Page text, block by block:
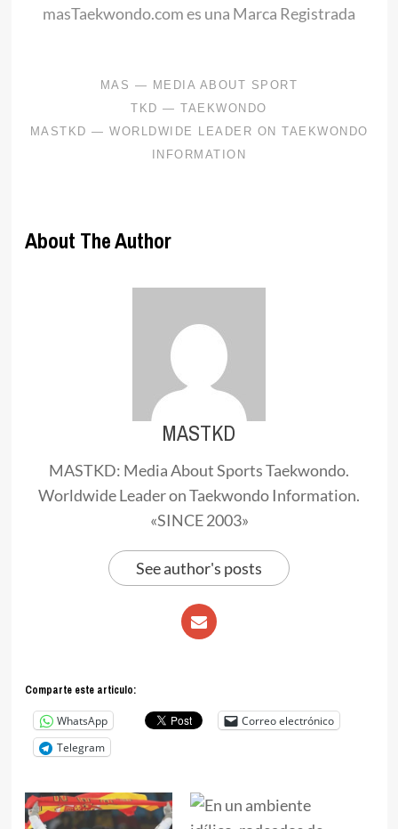
masTaekwondo.com es una Marca Registrada
About The Author
MASTKD
MASTKD: Media About Sports Taekwondo.
Worldwide Leader on Taekwondo Information.
«SINCE 2003»
See author's posts
Comparte este articulo:
WhatsApp
Correo electrónico
Telegram